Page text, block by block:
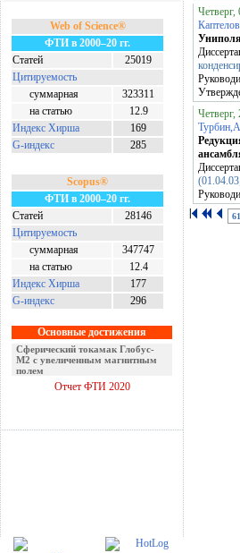
Web of Science®
ФТИ в 2000–20 гг.
Статей
25019
Цитируемость
суммарная
323311
на статью
12.9
Индекс Хирша
169
G-индекс
285
Scopus®
ФТИ в 2000–20 гг.
Статей
28146
Цитируемость
суммарная
347747
на статью
12.4
Индекс Хирша
177
G-индекс
296
Основные достижения
Оптомеханический эффект
Керкера
Четверг,
Четверг,
61